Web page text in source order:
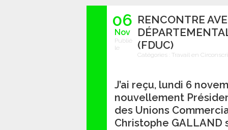
06
Nov
RENCONTRE
(FDUC)
Catégories : Travail en
J’ai reçu, lundi 6
nouvellement
des Unions
Christophe
Publié
le